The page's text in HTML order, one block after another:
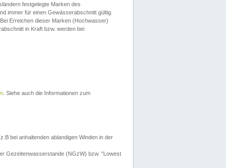
festgelegte Marken des
immer für einen Gewässerabschnitt gültig.
Erreichen dieser Marken (Hochwasser)
in Kraft bzw. werden bei
. Siehe auch die Informationen zum
bei anhaltenden ablandigen Winden in der
Gezeitenwasserstande (NGzW) bzw. "Lowest